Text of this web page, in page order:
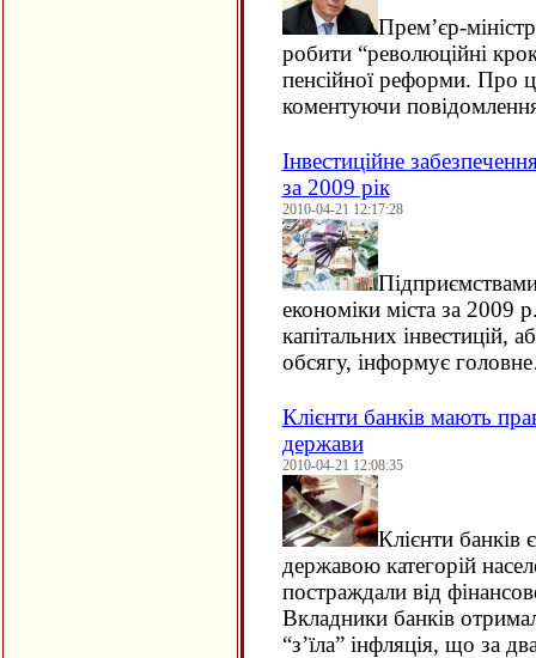
Прем’єр-
робити “революційні
пенсійної реформи. Про
коментуючи
Інвестиційне
за 2009 рік
2010-04-21 12:17:28
економіки міста за 2009
капітальних інвестицій,
обсягу, інформує
Клієнти банків мають
держави
2010-04-21 12:08:35
Клієнти
державою категорій
постраждали від
Вкладники банків
“з’їла” інфляція, що за